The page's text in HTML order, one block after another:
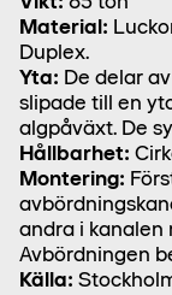
Material:
Duplex.
Yta: De delar
slipade till en
algpåväxt. De
Hållbarhet:
Montering:
andra i kanalen
Avbördningen
Källa: